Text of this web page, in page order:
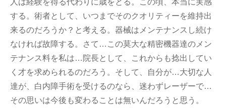
人は経験を得る代わりに歳をとる。この頃、本当に実感
する。術者として、いつまでそのクオリティーを維持出
来るのだろうか？と考える。器械はメンテナンスし続け
なければ故障する。さて…この莫大な精密機器達のメン
テナンス料を私は…院長として、これからも捻出してい
く才を求められるのだろう。そして、自分が…大切な人
達が、白内障手術を受けるのなら、迷わずレーザーで…
その思いは今後も変わることは無いんだろうと思う。